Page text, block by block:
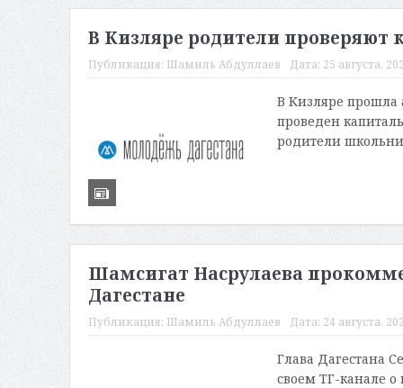
В Кизляре родители проверяют
Публикация: Шамиль Абдуллаев Дата: 25 августа,
В Кизляре прошла
проведен
родители
Шамсигат Насрулаева
Дагестане
Публикация: Шамиль Абдуллаев Дата: 24 августа,
Глава Дагестана
своем ТГ-канале